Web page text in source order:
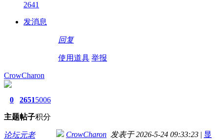
2641
发消息
回复
使用道具 举报
CrowCharon
0
主题
2651
帖子
5006
积分
论坛元老 CrowCharon 发表于 2026-5-24 09:33:23 | 显